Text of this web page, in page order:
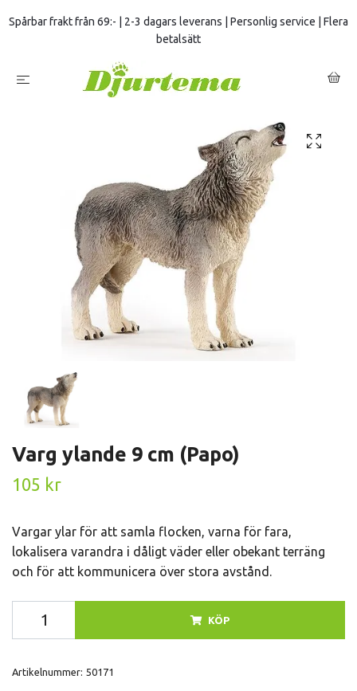
Spårbar frakt från 69:- | 2-3 dagars leverans | Personlig service | Flera
betalsätt
Varg ylande 9 cm (Papo)
105 kr
Vargar ylar för att samla flocken, varna för fara,
lokalisera varandra i dåligt väder eller obekant terräng
och för att kommunicera över stora avstånd.
KÖP
Artikelnummer: 50171